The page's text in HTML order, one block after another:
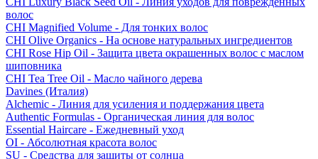
волос
CHI Magnified Volume - Для тонких волос
CHI Olive Organics - На основе натуральных ингредиентов
CHI Rose Hip Oil - Защита цвета окрашенных волос с маслом
шиповника
CHI Tea Tree Oil - Масло чайного дерева
Davines (Италия)
Alchemic - Линия для усиления и поддержания цвета
Authentic Formulas - Органическая линия для волос
Essential Haircare - Eжедневный уход
OI - Абсолютная красота волос
SU - Средства для защиты от солнца